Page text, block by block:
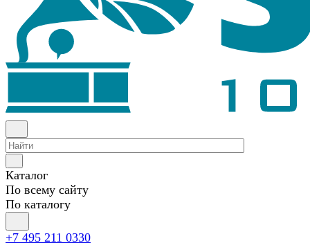
Каталог
По всему сайту
По каталогу
+7 495 211 0330